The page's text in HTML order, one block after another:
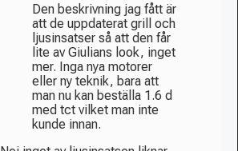
Den beskrivning jag fått är
att de uppdaterat grill och
ljusinsatser så att den får
lite av Giulians look, inget
mer. Inga nya motorer
eller ny teknik, bara att
man nu kan beställa 1.6 d
med tct vilket man inte
kunde innan.